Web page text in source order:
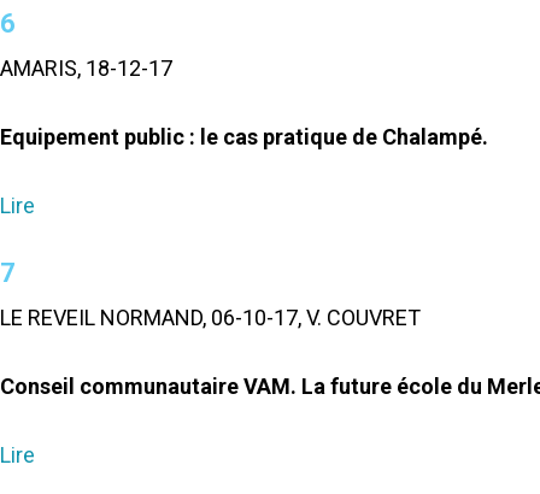
6
AMARIS, 18-12-17
Equipement public : le cas pratique de Chalampé.
Lire
7
LE REVEIL NORMAND, 06-10-17, V. COUVRET
Conseil communautaire VAM. La future école du
Lire